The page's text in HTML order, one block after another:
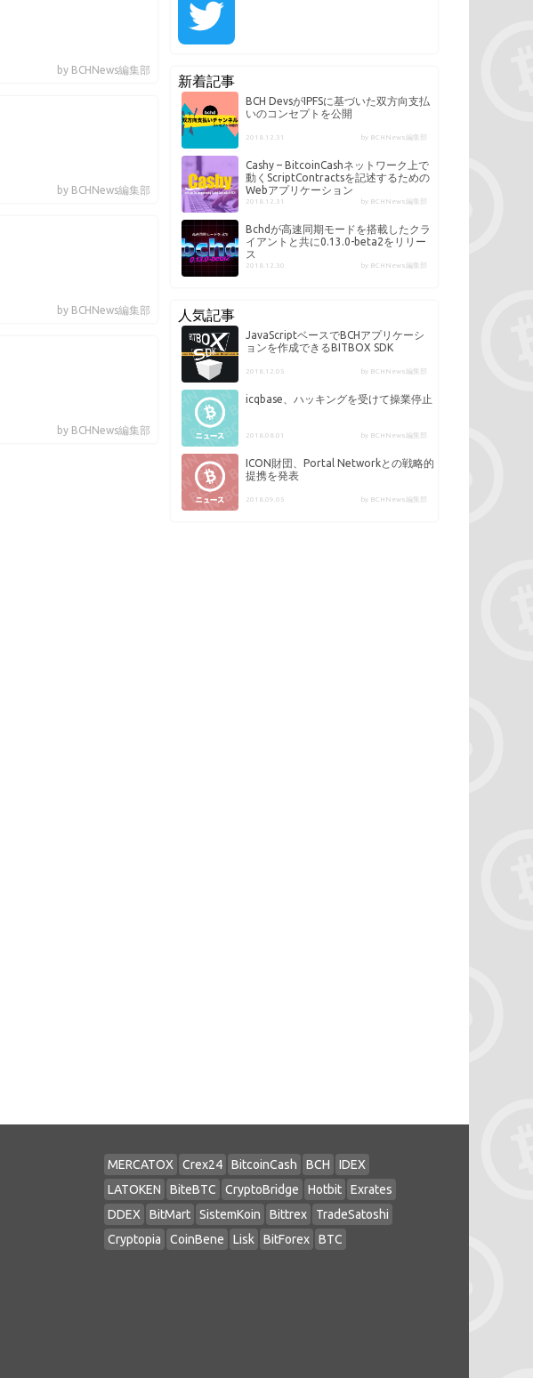
by BCHNews編集部
by BCHNews編集部
by BCHNews編集部
by BCHNews編集部
新着記事
BCH DevsがIPFSに基づいた双方向支払
いのコンセプトを公開
2018.12.31 by BCHNews編集部
Cashy – BitcoinCashネットワーク上で
動くScriptContractsを記述するための
Webアプリケーション
2018.12.31 by BCHNews編集部
Bchdが高速同期モードを搭載したクラ
イアントと共に0.13.0-beta2をリリー
ス
2018.12.30 by BCHNews編集部
人気記事
JavaScriptベースでBCHアプリケーシ
ョンを作成できるBITBOX SDK
2018.12.05 by BCHNews編集部
icqbase、ハッキングを受けて操業停止
2018.08.01 by BCHNews編集部
ICON財団、Portal Networkとの戦略的
提携を発表
2018.09.05 by BCHNews編集部
MERCATOX Crex24 BitcoinCash BCH
IDEX
LATOKEN
BiteBTC CryptoBridge Hotbit
Exrates
DDEX
BitMart SistemKoin Bittrex
TradeSatoshi
Cryptopia
CoinBene Lisk BitForex BTC